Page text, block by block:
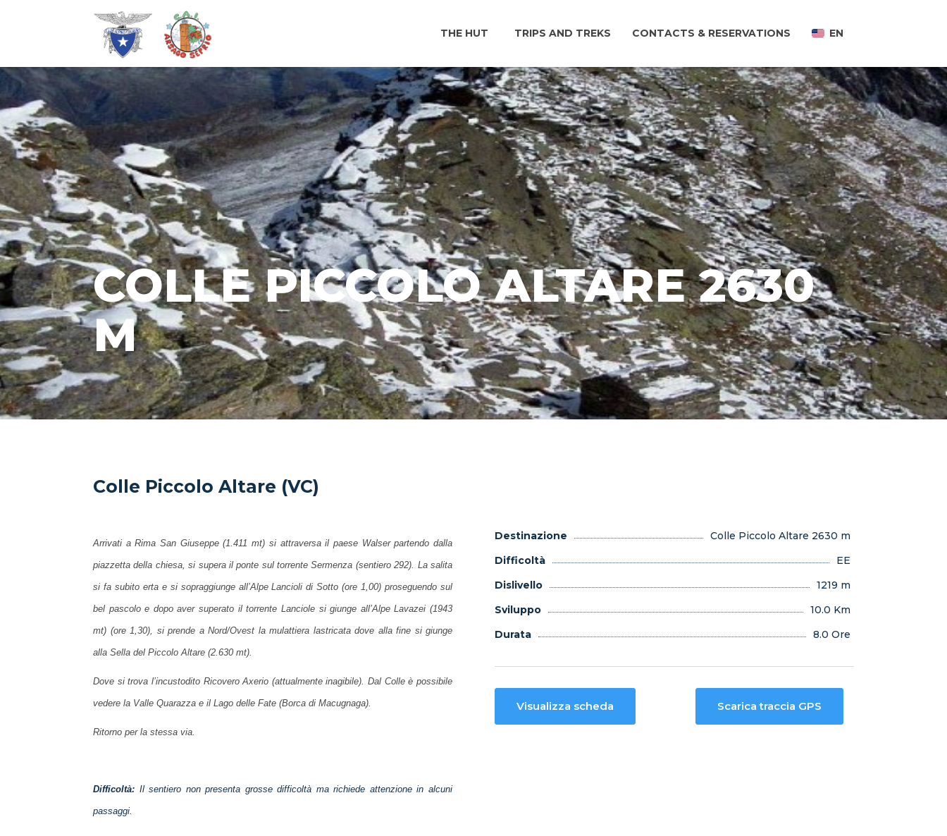
THE HUT TRIPS AND TREKS CONTACTS & RESERVATIONS EN
COLLE PICCOLO ALTARE 2630
M
Colle Piccolo Altare (VC)
Arrivati a Rima San Giuseppe (1.411 mt) si attraversa il paese Walser partendo dalla
piazzetta della chiesa, si supera il ponte sul torrente Sermenza (sentiero 292). La salita
si fa subito erta e si sopraggiunge all’Alpe Lancioli di Sotto (ore 1,00) proseguendo sul
bel pascolo e dopo aver superato il torrente Lanciole si giunge all’Alpe Lavazei (1943
mt) (ore 1,30), si prende a Nord/Ovest la mulattiera lastricata dove alla fine si giunge
alla Sella del Piccolo Altare (2.630 mt).
Dove si trova l’incustodito Ricovero Axerio (attualmente inagibile). Dal Colle è possibile
vedere la Valle Quarazza e il Lago delle Fate (Borca di Macugnaga).
Ritorno per la stessa via.
Difficoltà: Il sentiero non presenta grosse difficoltà ma richiede attenzione in alcuni
passaggi.
Destinazione
Colle Piccolo Altare 2630 m
Difficoltà
EE
Dislivello
1219 m
Sviluppo
10.0 Km
Durata
8.0 Ore
Visualizza scheda Scarica traccia GPS